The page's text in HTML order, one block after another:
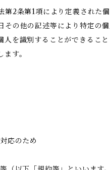
2条第1項により定義された
の他の記述等により特定の
を識別することができるこ
す。
応のため